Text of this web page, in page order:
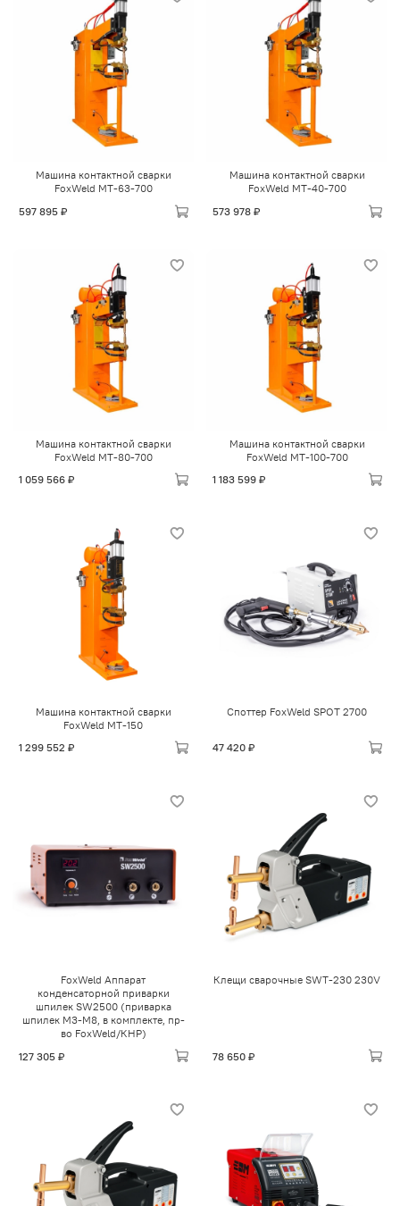
Машина контактной сварки
FoxWeld МТ-63-700
597 895 ₽
Машина контактной сварки
FoxWeld МТ-40-700
573 978 ₽
Машина контактной сварки
FoxWeld МТ-80-700
1 059 566 ₽
Машина контактной сварки
FoxWeld МТ-100-700
1 183 599 ₽
Машина контактной сварки
FoxWeld МТ-150
1 299 552 ₽
Споттер FoxWeld SPOT 2700
47 420 ₽
FoxWeld Аппарат
конденсаторной приварки
шпилек SW2500 (приварка
шпилек M3-M8, в комплекте, пр-
во FoxWeld/КНР)
127 305 ₽
Клещи сварочные SWT-230 230V
78 650 ₽